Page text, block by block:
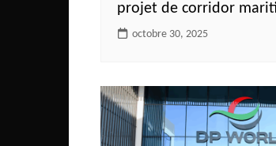
projet de corridor
octobre 30, 2025